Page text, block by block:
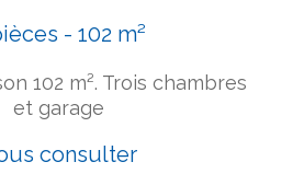
- 102 m²
102 m². Trois chambres
et garage
consulter